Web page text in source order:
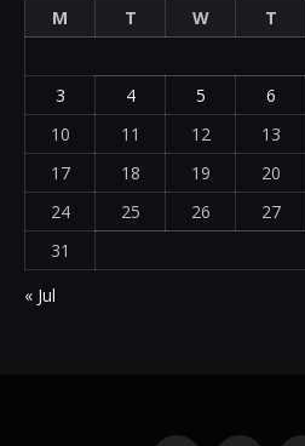
M
T W T
3
4 5 6
10
11 12 13
17
18 19 20
24
25 26 27
31
« Jul